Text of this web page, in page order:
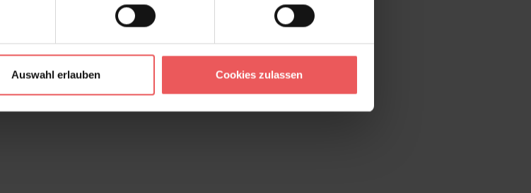
Auswahl erlauben Cookies zulassen